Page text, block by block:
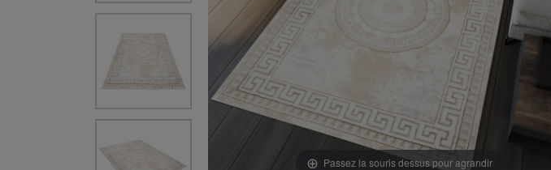
Passez la souris dessus pour agrandir